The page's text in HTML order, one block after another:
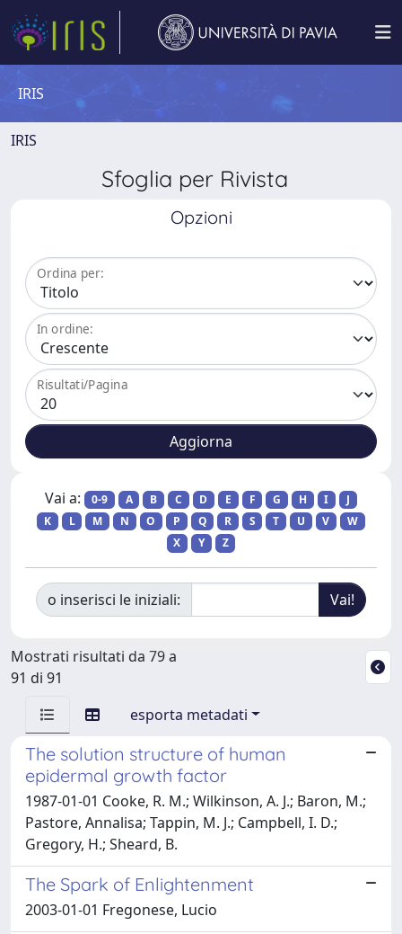
IRIS
IRIS
Sfoglia per Rivista
Opzioni
Ordina per:
In ordine:
Risultati/Pagina
Vai a: 0-9 A B C D E F G H I
J
K
L M N O P Q R S T U V
W
X
Y Z
o inserisci le iniziali:
Mostrati risultati da 79 a
91 di 91
esporta metadati
The solution structure of human
epidermal growth factor
1987-01-01 Cooke, R. M.; Wilkinson, A. J.; Baron, M.;
Pastore, Annalisa; Tappin, M. J.; Campbell, I. D.;
Gregory, H.; Sheard, B.
The Spark of Enlightenment
2003-01-01 Fregonese, Lucio